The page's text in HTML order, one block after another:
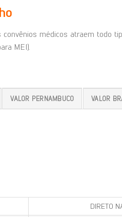
médicos atraem todo
MEI).
VALOR PERNAMBUCO VALOR
DIRETO